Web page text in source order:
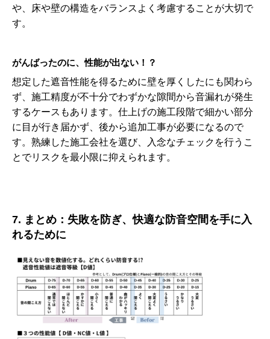
や、床や壁の構造をバランスよく考慮することが大切で
す。
がんばったのに、性能が出ない！？
想定した遮音性能を得るために壁を厚くしたにも関わら
ず、施工精度が不十分でわずかな隙間から音漏れが発生
するケースもあります。仕上げの施工段階で細かい部分
に目が行き届かず、後から追加工事が必要になるので
す。熟練した施工会社を選び、入念なチェックを行うこ
とでリスクを最小限に抑えられます。
7. まとめ：失敗を防ぎ、快適な防音空間を手に入
れるために